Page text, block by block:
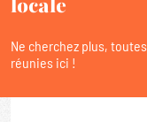
locale
Ne cherchez plus,
réunies ici !